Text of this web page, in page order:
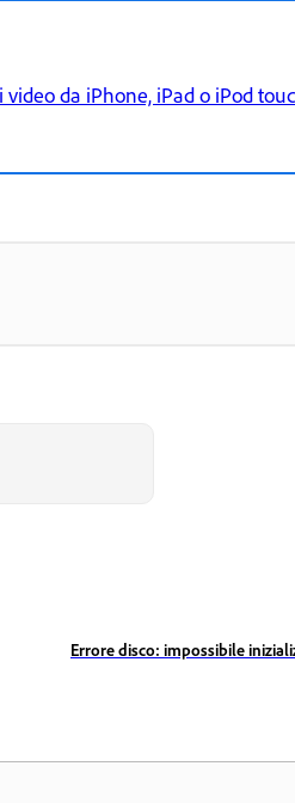
da iPhone, iPad o iPod
Errore disco: impossibile